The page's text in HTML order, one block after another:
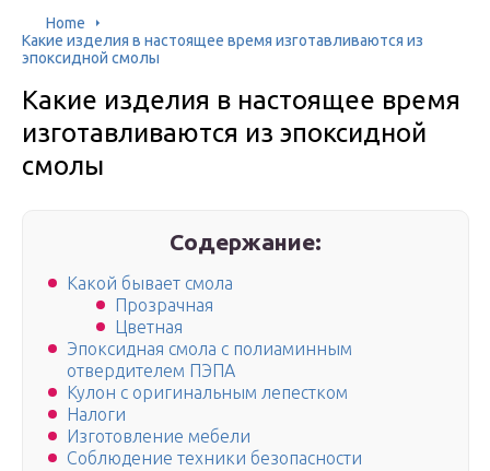
Home
Какие изделия в настоящее время изготавливаются из
эпоксидной смолы
Какие изделия в настоящее время
изготавливаются из эпоксидной
смолы
Содержание:
Какой бывает смола
Прозрачная
Цветная
Эпоксидная смола с полиаминным
отвердителем ПЭПА
Кулон с оригинальным лепестком
Налоги
Изготовление мебели
Соблюдение техники безопасности